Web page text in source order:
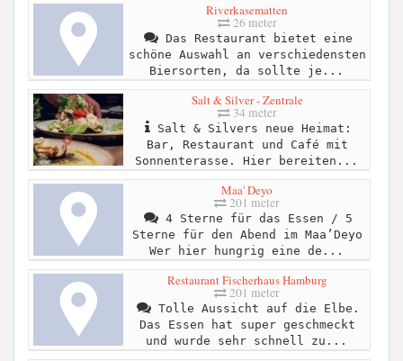
Riverkasematten
26 meter
Das Restaurant bietet eine
schöne Auswahl an verschiedensten
Biersorten, da sollte je...
Salt & Silver - Zentrale
34 meter
Salt & Silvers neue Heimat:
Bar, Restaurant und Café mit
Sonnenterasse. Hier bereiten...
Maa' Deyo
201 meter
4 Sterne für das Essen / 5
Sterne für den Abend im Maa’Deyo
Wer hier hungrig eine de...
Restaurant Fischerhaus Hamburg
201 meter
Tolle Aussicht auf die Elbe.
Das Essen hat super geschmeckt
und wurde sehr schnell zu...